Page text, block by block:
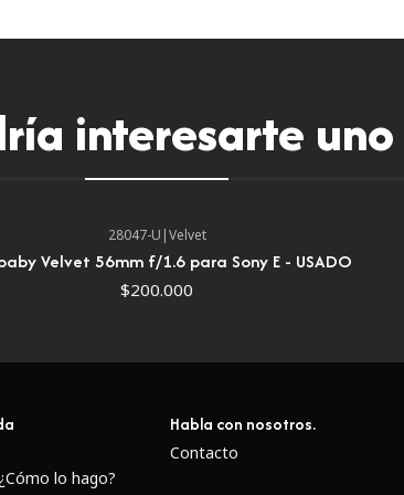
lente en condiciones
de bokeh.
interesarte
28047-U |Velvet
Velvet 56mm f/1.6 para Sony E - USADO
$200.000
lo hago?
Habla con nosotros.
Contacto